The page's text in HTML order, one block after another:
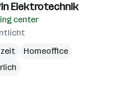
Elektrotechnik
center
Homeoffice